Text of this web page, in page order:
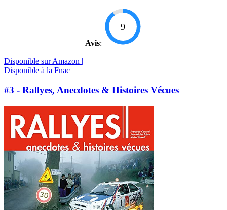
Avis:
9
Disponible sur Amazon |
Disponible à la Fnac
#3 - Rallyes, Anecdotes & Histoires Vécues